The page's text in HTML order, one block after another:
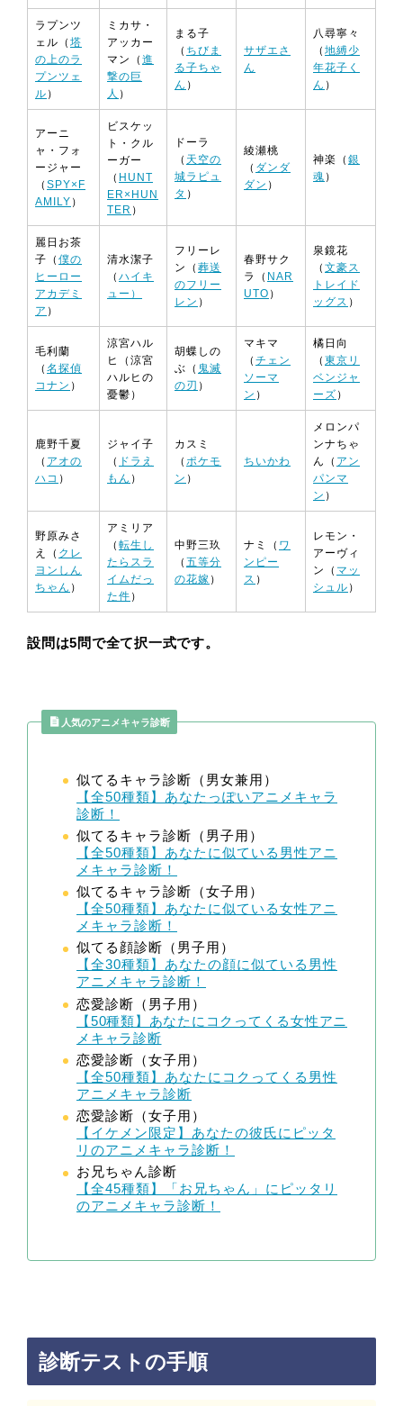
ラプンツ
ェル（ 塔
の上のラ
プンツェ
ル ）
ミカサ・
アッカー
マン（ 進
撃の巨
人 ）
まる子
（ ちびま
る子ちゃ
ん ）
サザエさ
ん
八尋寧々
（ 地縛少
年花子く
ん ）
アーニ
ャ・フォ
ージャー
（ SPY×F
AMILY ）
ビスケッ
ト・クル
ーガー
（ HUNT
ER×HUN
TER ）
ドーラ
（ 天空の
城ラピュ
タ ）
綾瀬桃
（ ダンダ
ダン ）
神楽（ 銀
魂 ）
麗日お茶
子（ 僕の
ヒーロー
アカデミ
ア ）
清水潔子
（ ハイキ
ュー）
フリーレ
ン（ 葬送
のフリー
レン ）
春野サク
ラ（ NAR
UTO ）
泉鏡花
（ 文豪ス
トレイド
ッグス ）
毛利蘭
（ 名探偵
コナン ）
涼宮ハル
ヒ（涼宮
ハルヒの
憂鬱）
胡蝶しの
ぶ（ 鬼滅
の刃 ）
マキマ
（ チェン
ソーマ
ン ）
橘日向
（ 東京リ
ベンジャ
ーズ ）
鹿野千夏
（ アオの
ハコ ）
ジャイ子
（ ドラえ
もん ）
カスミ
（ ポケモ
ン ）
ちいかわ
メロンパ
ンナちゃ
ん（ アン
パンマ
ン ）
野原みさ
え（ クレ
ヨンしん
ちゃん ）
アミリア
（ 転生し
たらスラ
イムだっ
た件 ）
中野三玖
（ 五等分
の花嫁 ）
ナミ（ ワ
ンピー
ス ）
レモン・
アーヴィ
ン（ マッ
シュル ）
設問は5問で全て択一式です。
人気のアニメキャラ診断
似てるキャラ診断（男女兼用）
【全50種類】あなたっぽいアニメキャラ
診断！
似てるキャラ診断（男子用）
【全50種類】あなたに似ている男性アニ
メキャラ診断！
似てるキャラ診断（女子用）
【全50種類】あなたに似ている女性アニ
メキャラ診断！
似てる顔診断（男子用）
【全30種類】あなたの顔に似ている男性
アニメキャラ診断！
恋愛診断（男子用）
【50種類】あなたにコクってくる女性アニ
メキャラ診断
恋愛診断（女子用）
【全50種類】あなたにコクってくる男性
アニメキャラ診断
恋愛診断（女子用）
【イケメン限定】あなたの彼氏にピッタ
リのアニメキャラ診断！
お兄ちゃん診断
【全45種類】「お兄ちゃん」にピッタリ
のアニメキャラ診断！
診断テストの手順